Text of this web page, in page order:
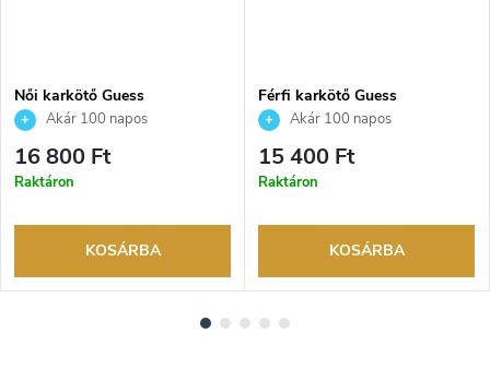
Női karkötő Guess
JUBB05220JWRHS
Akár 100 napos
visszaküldési lehetőség. Hivatalos
márkakereskedő.
16 800 Ft
Raktáron
KOSÁRBA
Férfi karkötő Guess
JUMB01303JWYGT/U
Akár 100 napos
visszaküldési lehetőség. Hivatalos
márkakereskedő.
15 400 Ft
Raktáron
KOSÁRBA